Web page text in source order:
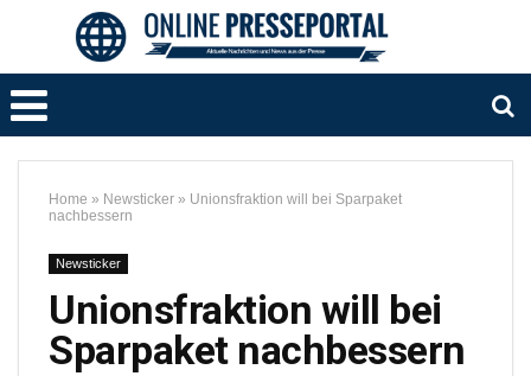
Home » Newsticker » Unionsfraktion will bei Sparpaket
nachbessern
Newsticker
Unionsfraktion will bei
Sparpaket nachbessern